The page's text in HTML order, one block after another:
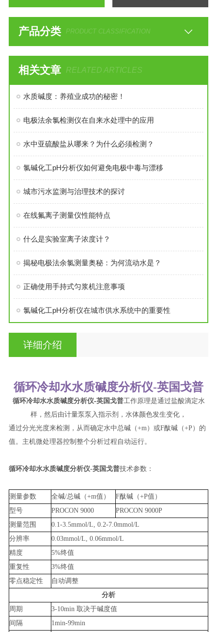
产品分类 PRODUCT CLASSIFICATION
相关文章 RELATED ARTICLES
水质碱度：养殖业成功的秘密！
电极法余氯检测仪在自来水处理中的应用
水中亚硫酸盐从哪来？为什么必须检测？
氯碱化工pH分析仪如何避免电极中毒与漂移
城市污水监测与治理技术的探讨
在线氟离子测量仪性能特点
什么是实验室离子浓度计？
揭秘电极法余氯测量奥秘：为何流动水是？
正确使用手持式匀浆机注意事项
氯碱化工pH分析仪在城市供水系统中的重要性
详细介绍
循环冷却水水质碱度分析仪-英国戈普
循环冷却水水质碱度分析仪-英国戈普工作原理是通过盐酸滴定水
样，然后由计量泵泵入指示剂，水体颜色发生变化，
通过分光光度来检测，从而确定水中总碱（+m）或F酞碱（+P）的
值。主机微处理器控制整个分析过程自动运行。
循环冷却水水质碱度分析仪-英国戈普技术参数：
测量参数 全碱/总碱（+m值）
F酞碱（+P值）
型号
PROCON 9000
PROCON 9000P
测量范围
0.1-3.5mmol/L, 0.2-7.0mmol/L
分辨率
0.03mmol/L, 0.06mmol/L
精度
5%终值
重复性
3%终值
零点稳定性
自动调整
分析
周期
3-10min 取决于碱度值
间隔
1min-99min